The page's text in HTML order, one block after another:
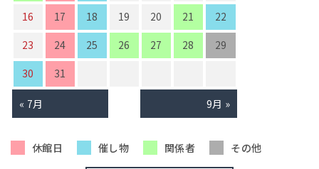
16
17 18 19 20 21
22
23
24 25 26 27 28
29
30
31
« 7月 9月 »
休館日 催し物 関係者 その他